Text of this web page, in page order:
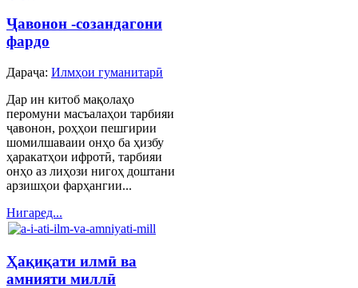
Ҷавонон -созандагони
фардо
Дараҷа: Илмҳои гуманитарӣ
Дар ин китоб мақолаҳо
перомуни масъалаҳои тарбияи
ҷавонон, роҳҳои пешгирии
шомилшаваии онҳо ба ҳизбу
ҳаракатҳои ифротӣ, тарбияи
онҳо аз лиҳози нигоҳ доштани
арзишҳои фарҳангии...
Нигаред...
Ҳақиқати илмӣ ва
амнияти миллӣ